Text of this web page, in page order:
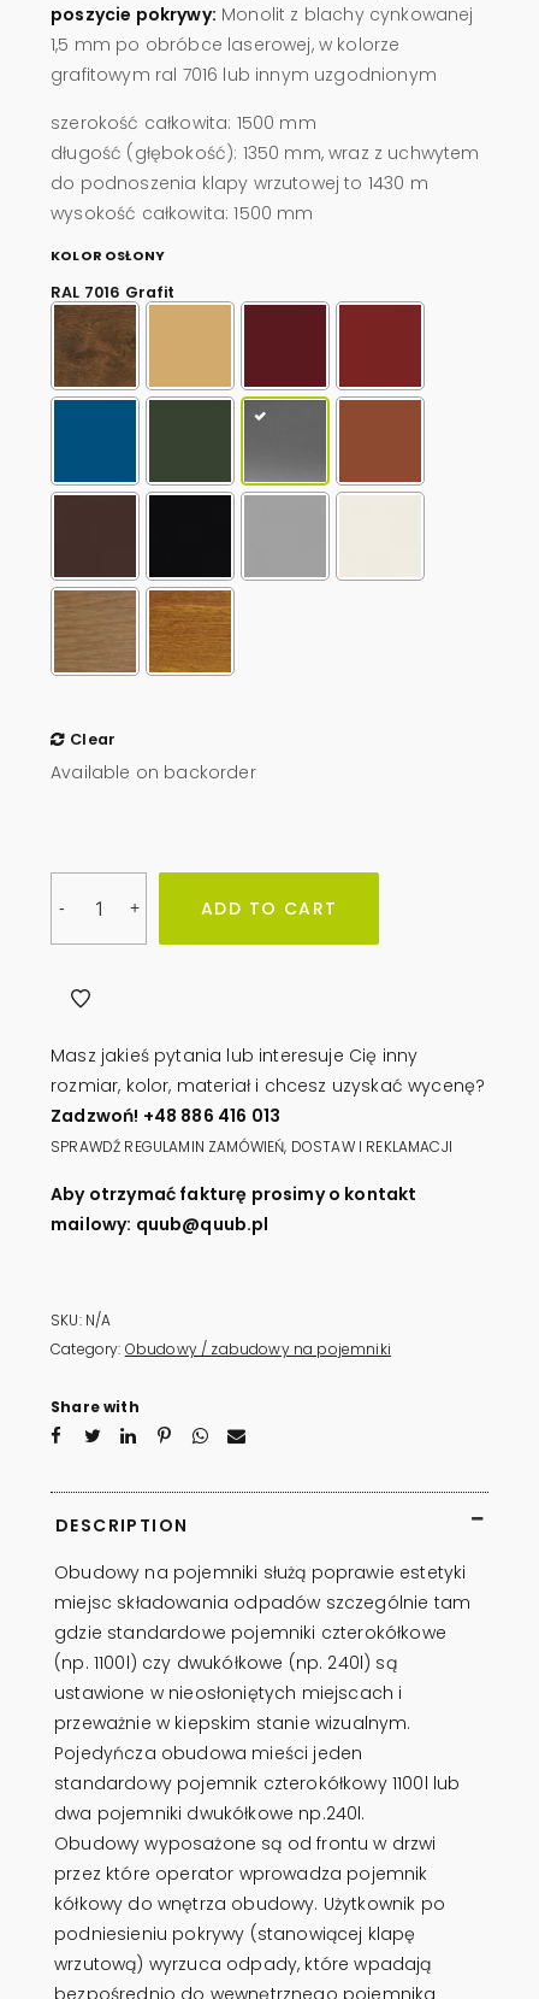
poszycie pokrywy: Monolit z blachy cynkowanej
1,5 mm po obróbce laserowej, w kolorze
grafitowym ral 7016 lub innym uzgodnionym
szerokość całkowita: 1500 mm
długość (głębokość): 1350 mm, wraz z uchwytem
do podnoszenia klapy wrzutowej to 1430 m
wysokość całkowita: 1500 mm
KOLOR OSŁONY
RAL 7016 Grafit
Clear
Available on backorder
-
na
pojemniki
QUUB
GRAFIT
quantity
+ ADD TO CART
Masz jakieś pytania lub interesuje Cię inny
rozmiar, kolor, materiał i chcesz uzyskać wycenę?
Zadzwoń! +48 886 416 013
SPRAWDŹ REGULAMIN ZAMÓWIEŃ, DOSTAW I REKLAMACJI
Aby otrzymać fakturę prosimy o kontakt
mailowy: quub@quub.pl
SKU: N/A
Category: Obudowy / zabudowy na pojemniki
Share with
DESCRIPTION
Obudowy na pojemniki służą poprawie estetyki
miejsc składowania odpadów szczególnie tam
gdzie standardowe pojemniki czterokółkowe
(np. 1100l) czy dwukółkowe (np. 240l) są
ustawione w nieosłoniętych miejscach i
przeważnie w kiepskim stanie wizualnym.
Pojedyńcza obudowa mieści jeden
standardowy pojemnik czterokółkowy 1100l lub
dwa pojemniki dwukółkowe np.240l.
Obudowy wyposażone są od frontu w drzwi
przez które operator wprowadza pojemnik
kółkowy do wnętrza obudowy. Użytkownik po
podniesieniu pokrywy (stanowiącej klapę
wrzutową) wyrzuca odpady, które wpadają
bezpośrednio do wewnętrznego pojemnika